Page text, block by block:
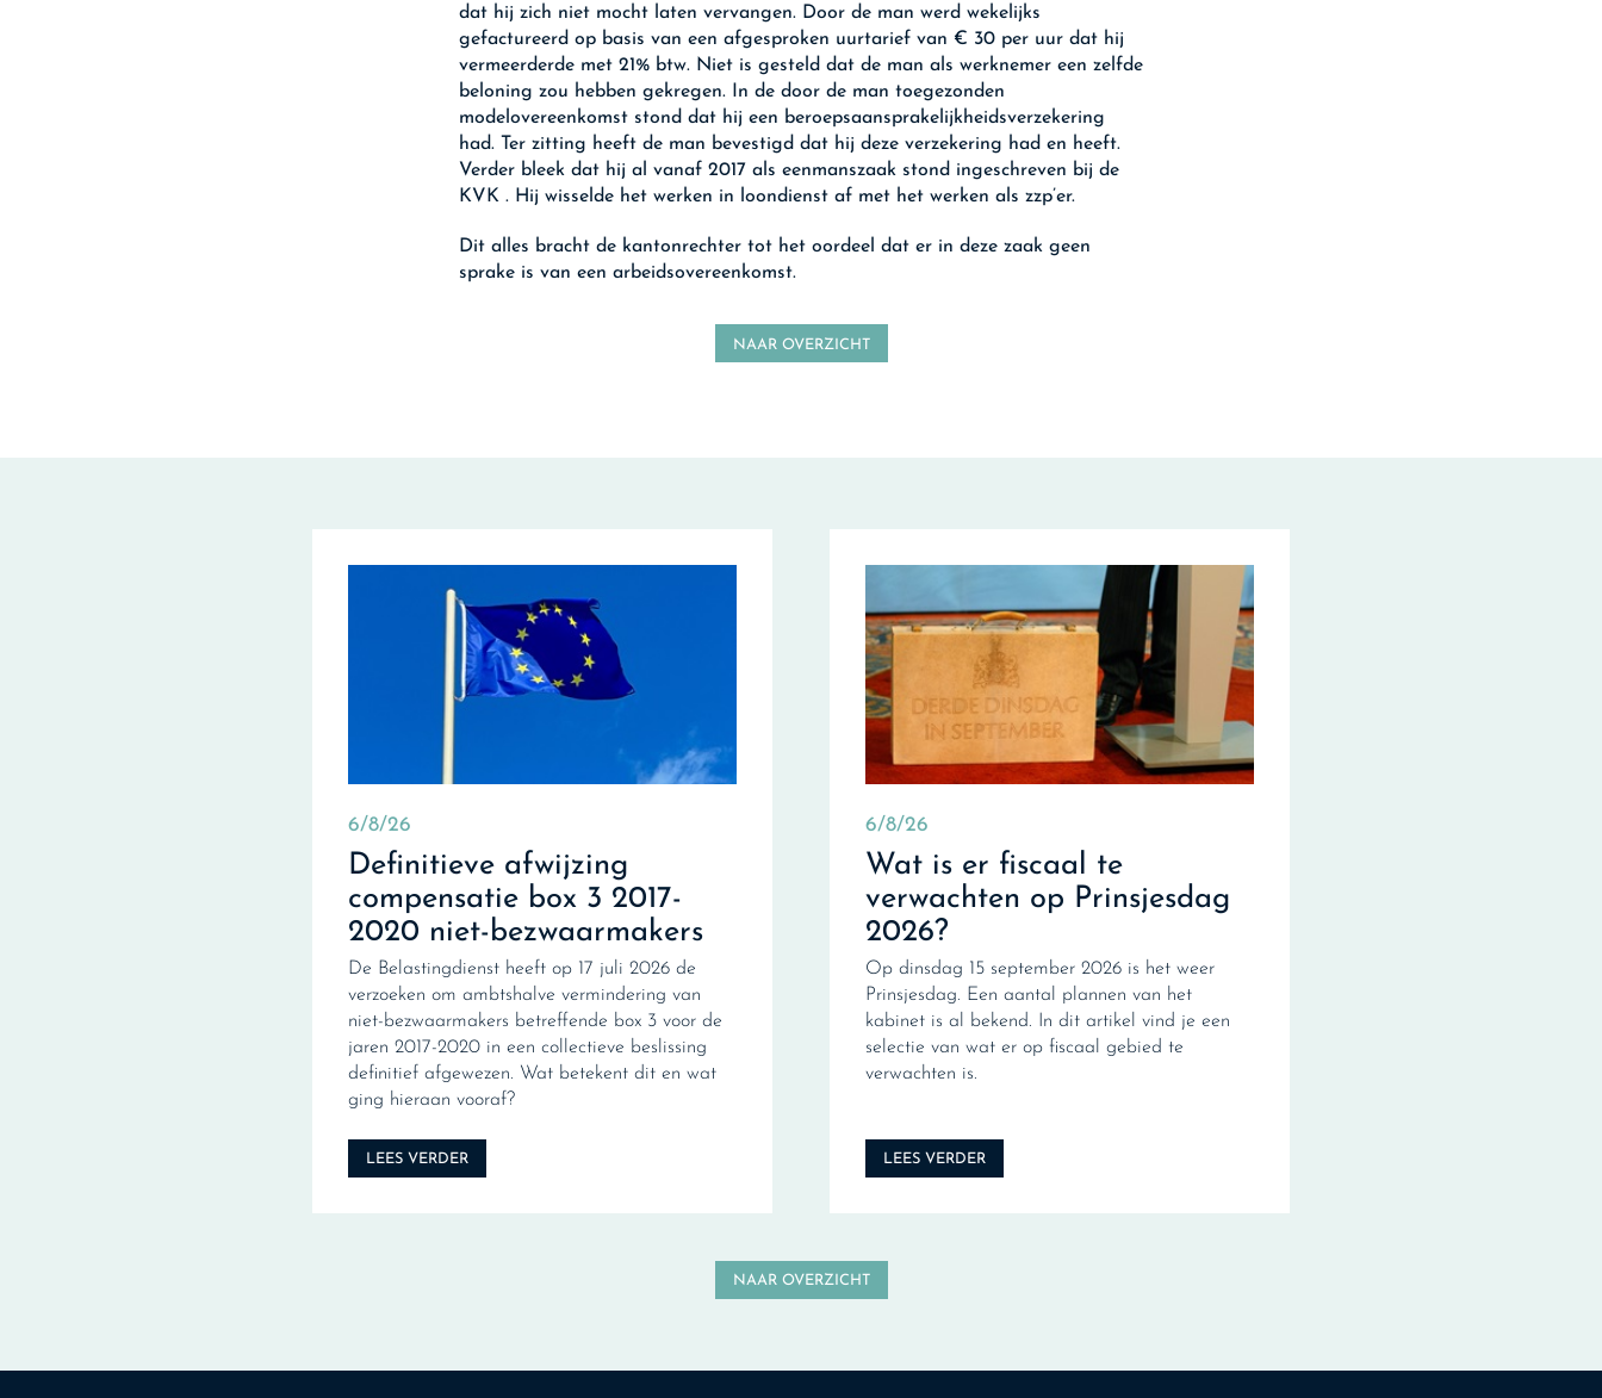
dat hij zich niet mocht laten vervangen. Door de man werd wekelijks
gefactureerd op basis van een afgesproken uurtarief van € 30 per uur dat hij
vermeerderde met 21% btw. Niet is gesteld dat de man als werknemer een zelfde
beloning zou hebben gekregen. In de door de man toegezonden
modelovereenkomst stond dat hij een beroepsaansprakelijkheidsverzekering
had. Ter zitting heeft de man bevestigd dat hij deze verzekering had en heeft.
Verder bleek dat hij al vanaf 2017 als eenmanszaak stond ingeschreven bij de
KVK . Hij wisselde het werken in loondienst af met het werken als zzp’er.
Dit alles bracht de kantonrechter tot het oordeel dat er in deze zaak geen
sprake is van een arbeidsovereenkomst.
NAAR OVERZICHT
6/8/26
Definitieve afwijzing
compensatie box 3 2017-
2020 niet-bezwaarmakers
De Belastingdienst heeft op 17 juli 2026 de
verzoeken om ambtshalve vermindering van
niet-bezwaarmakers betreffende box 3 voor de
jaren 2017-2020 in een collectieve beslissing
definitief afgewezen. Wat betekent dit en wat
ging hieraan vooraf?
LEES VERDER
6/8/26
Wat is er fiscaal te
verwachten op Prinsjesdag
2026?
Op dinsdag 15 september 2026 is het weer
Prinsjesdag. Een aantal plannen van het
kabinet is al bekend. In dit artikel vind je een
selectie van wat er op fiscaal gebied te
verwachten is.
LEES VERDER
NAAR OVERZICHT